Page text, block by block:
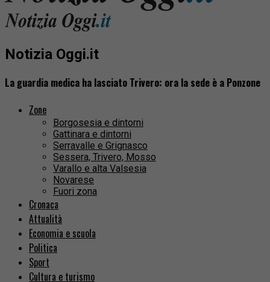
Notizia Oggi.it
La guardia medica ha lasciato Trivero: ora la sede è a Ponzone
Zone
Borgosesia e dintorni
Gattinara e dintorni
Serravalle e Grignasco
Sessera, Trivero, Mosso
Varallo e alta Valsesia
Novarese
Fuori zona
Cronaca
Attualità
Economia e scuola
Politica
Sport
Cultura e turismo